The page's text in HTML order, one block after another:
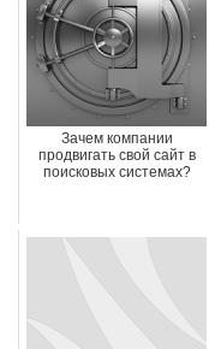
Зачем компании
продвигать свой сайт в
поисковых системах?